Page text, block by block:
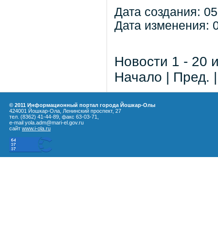
Дата создания:
Дата изменения:
Новости 1 - 20
Начало | Пред.
© 2011 Информационный портал города Йошкар-Олы
424001 Йошкар-Ола, Ленинский проспект, 27
тел. (8362) 41-44-89, факс 63-03-71,
e-mail yola.adm@mari-el.gov.ru
сайт www.i-ola.ru